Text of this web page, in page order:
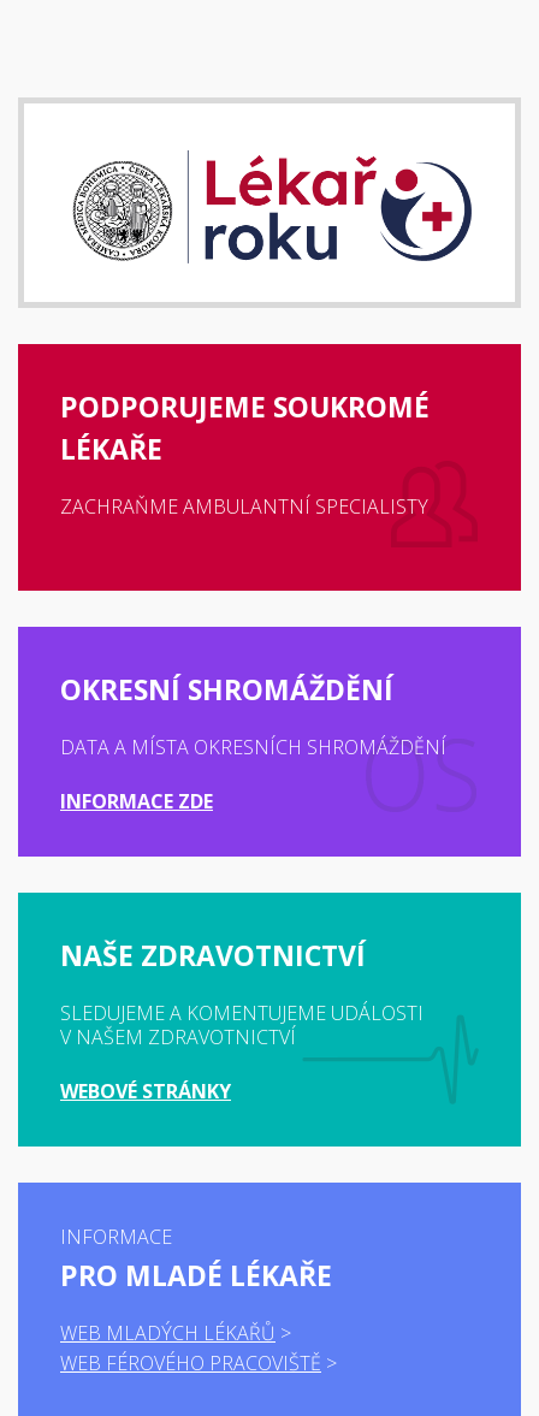
PODPORUJEME SOUKROMÉ
LÉKAŘE
ZACHRAŇME AMBULANTNÍ SPECIALISTY
OKRESNÍ SHROMÁŽDĚNÍ
DATA A MÍSTA OKRESNÍCH SHROMÁŽDĚNÍ
INFORMACE ZDE
NAŠE ZDRAVOTNICTVÍ
SLEDUJEME A KOMENTUJEME UDÁLOSTI
V NAŠEM ZDRAVOTNICTVÍ
WEBOVÉ STRÁNKY
INFORMACE
PRO MLADÉ LÉKAŘE
WEB MLADÝCH LÉKAŘŮ
WEB FÉROVÉHO PRACOVIŠTĚ